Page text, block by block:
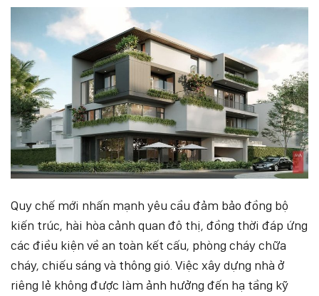
Quy chế mới nhấn mạnh yêu cầu đảm bảo đồng bộ
kiến trúc, hài hòa cảnh quan đô thị, đồng thời đáp ứng
các điều kiện về an toàn kết cấu, phòng cháy chữa
cháy, chiếu sáng và thông gió. Việc xây dựng nhà ở
riêng lẻ không được làm ảnh hưởng đến hạ tầng kỹ